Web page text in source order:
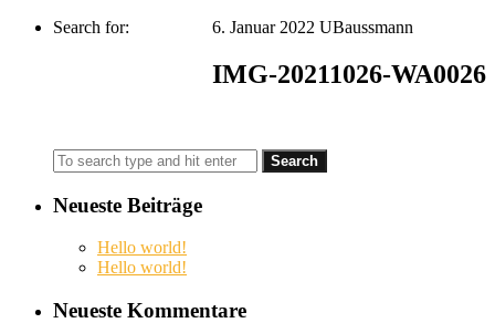
6. Januar 2022 UBaussmann
IMG-20211026-WA0026
Search for:
Neueste Beiträge
Hello world!
Hello world!
Neueste Kommentare